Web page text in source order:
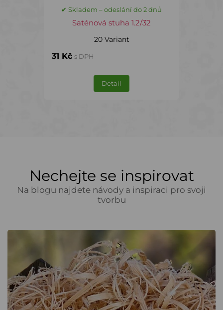
✔ Skladem – odeslání do 2 dnů
Saténová stuha 1.2/32
20 Variant
31 Kč s DPH
Detail
Nechejte se inspirovat
Na blogu najdete návody a inspiraci pro svoji
tvorbu